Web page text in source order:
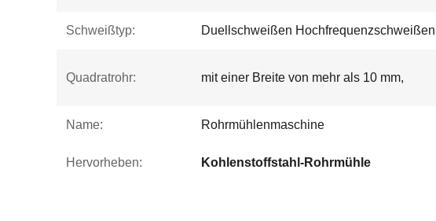
Schweißtyp: Duellschweißen Hochfrequenzschweißen
Quadratrohr: mit einer Breite von mehr als 10 mm,
Name: Rohrmühlenmaschine
Hervorheben: Kohlenstoffstahl-Rohrmühle